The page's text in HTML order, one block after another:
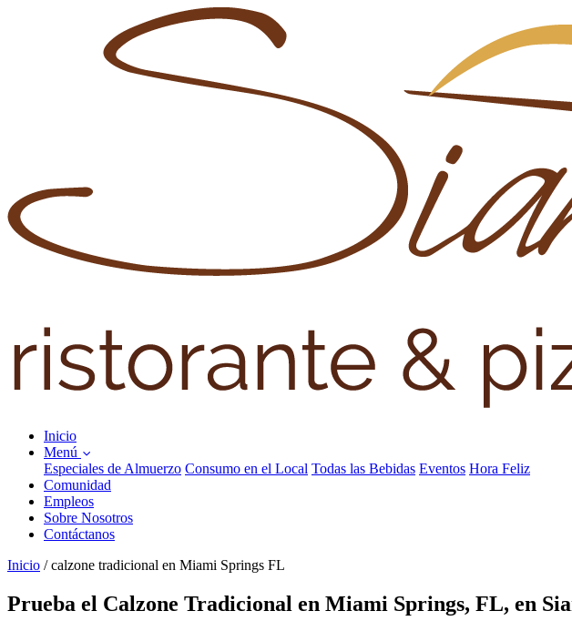
Inicio
Menú
Especiales de Almuerzo Consumo en el Local Todas las Bebidas Eventos Hora Feliz
Comunidad
Empleos
Sobre Nosotros
Contáctanos
Inicio / calzone tradicional en Miami Springs FL
Prueba el Calzone Tradicional en Miami Springs, FL, en